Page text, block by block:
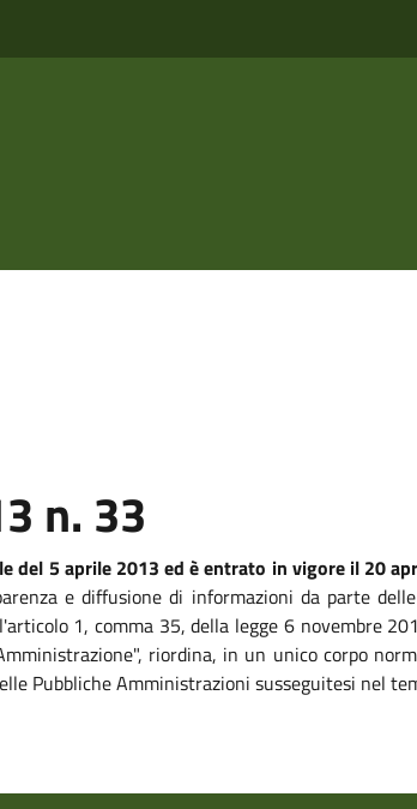
n. 33
del 5 aprile 2013 ed è entrato in vigore il 20
e diffusione di informazioni da parte
1, comma 35, della legge 6 novembre
riordina, in un unico corpo
Pubbliche Amministrazioni susseguitesi nel